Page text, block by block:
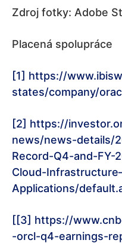
Zdroj fotky: Adobe
Placená spolupráce
[1] https://
states/company/
[2] https://
news/news-details/
Record-Q4-and-FY-
Cloud-
Applications/
[[3] https://
-orcl-q4-earnings-